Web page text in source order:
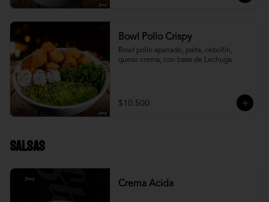
Bowl Pollo Crispy
Bowl pollo apanado, palta, cebollín,
queso crema, con base de Lechuga
$10.500
Salsas
Crema Acida